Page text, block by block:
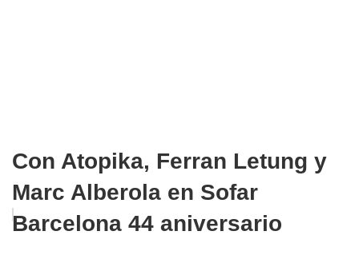
Con Atopika, Ferran Letung y
Marc Alberola en Sofar
Barcelona 44 aniversario